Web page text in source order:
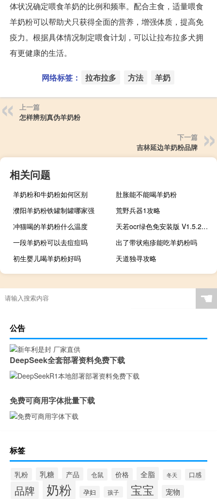
体状况确定喂食羊奶的比例和频率。配合主食，适量喂食
羊奶粉可以帮助犬只获得全面的营养，增强体质，提高免
疫力。根据具体情况制定喂食计划，可以让拉布拉多犬拥
有更健康的生活。
网络标签： 拉布拉多 方法 羊奶
上一篇
怎样辨别真伪羊奶粉
下一篇
吉林延边羊奶粉品牌
相关问题
羊奶粉和牛奶粉如何区别
肚胀能不能喝羊奶粉
濮阳羊奶粉铁罐制罐哪家强
荒野兵器1攻略
冲猫喝的羊奶粉什么温度
天若ocr绿色免安装版 V1.5.2.0 最新免费版（天若ocr绿色免安装版 V1.5.2.0 最新免费版功能简介）
一段羊奶粉可以去痘痘吗
出了带状疱疹能吃羊奶粉吗
初生婴儿喝羊奶粉好吗
天道独寻攻略
☚
公告
DeepSeek全套部署资料免费下载
免费可商用字体批量下载
标签
乳粉 乳糖 产品 仓鼠 价格 全脂 冬天 口感
品牌 奶粉 孕妇 孩子 宝宝 宠物